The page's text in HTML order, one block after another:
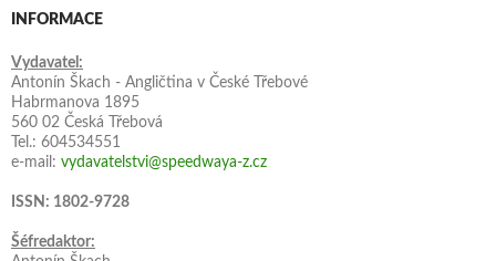
INFORMACE
Vydavatel:
Antonín Škach - Angličtina v České Třebové
Habrmanova 1895
560 02 Česká Třebová
Tel.: 604534551
e-mail: vydavatelstvi@speedwaya-z.cz
ISSN: 1802-9728
Šéfredaktor: